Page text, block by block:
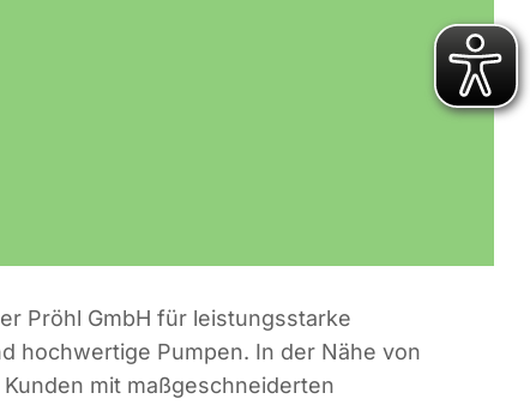
Pröhl GmbH für leistungsstarke
hochwertige Pumpen. In der Nähe von
mit maßgeschneiderten